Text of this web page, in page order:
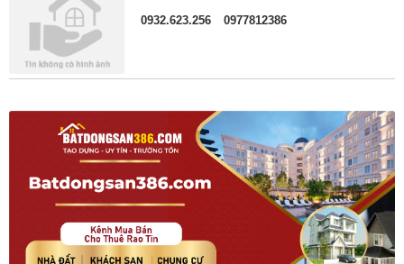
0932.623.256 0977812386